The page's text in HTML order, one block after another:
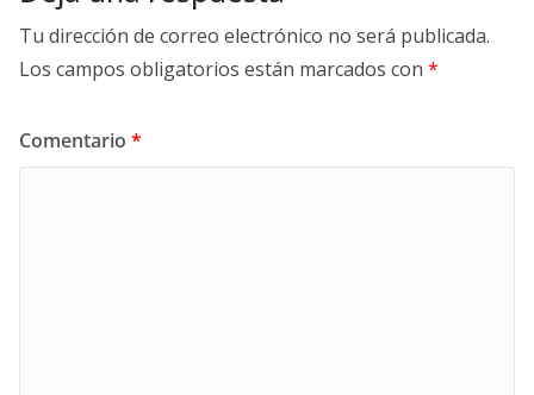
Tu dirección de correo electrónico no será publicada.
Los campos obligatorios están marcados con *
Comentario *